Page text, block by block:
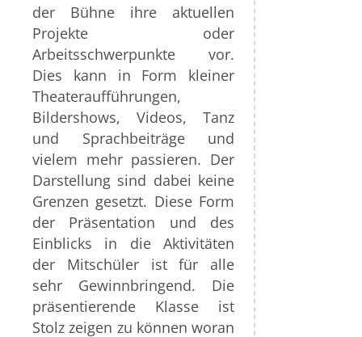
der Bühne ihre aktuellen
Projekte oder
Arbeitsschwerpunkte vor.
Dies kann in Form kleiner
Theateraufführungen,
Bildershows, Videos, Tanz
und Sprachbeiträge und
vielem mehr passieren. Der
Darstellung sind dabei keine
Grenzen gesetzt. Diese Form
der Präsentation und des
Einblicks in die Aktivitäten
der Mitschüler ist für alle
sehr Gewinnbringend. Die
präsentierende Klasse ist
Stolz zeigen zu können woran